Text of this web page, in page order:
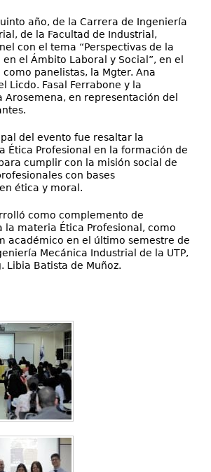
año, de la Carrera de Ingeniería
de la Facultad de Industrial,
con el tema “Perspectivas de la
el Ámbito Laboral y Social”, en el
panelistas, la Mgter. Ana
Licdo. Fasal Ferrabone y la
Arosemena, en representación del
del evento fue resaltar la
Ética Profesional en la formación de
cumplir con la misión social de
con bases
ética y moral.
como complemento de
la materia Ética Profesional, como
académico en el último semestre de
Mecánica Industrial de la UTP,
Libia Batista de Muñoz.